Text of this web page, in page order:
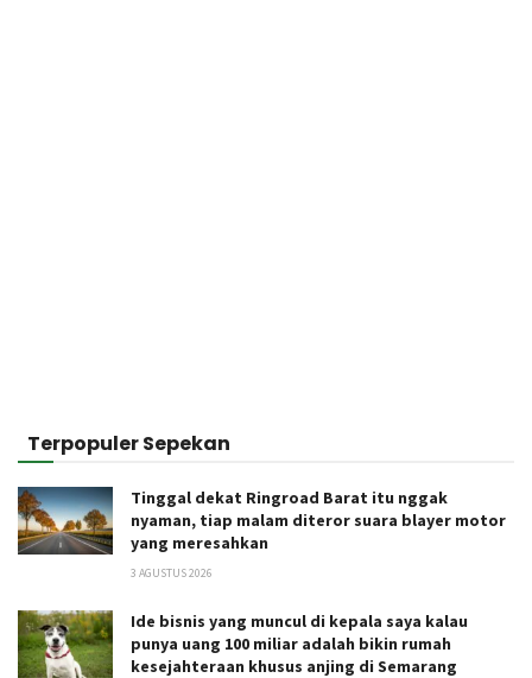
Terpopuler Sepekan
Tinggal dekat Ringroad Barat itu nggak
nyaman, tiap malam diteror suara blayer motor
yang meresahkan
3 AGUSTUS 2026
Ide bisnis yang muncul di kepala saya kalau
punya uang 100 miliar adalah bikin rumah
kesejahteraan khusus anjing di Semarang